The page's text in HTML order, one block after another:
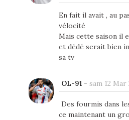
En fait il avait , au
vélocité
Mais cette saison il
et dédé serait bien
sa tv
OL-91- sam 12 Mar
Des fourmis dans
ce maintenant un